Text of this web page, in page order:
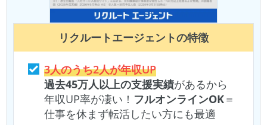
リクルートエージェントの特徴
3人のうち2人が年収UP
過去45万人以上の支援実績があるから
年収UP率が凄い！ フルオンラインOK＝
仕事を休まず転活したい方にも最適